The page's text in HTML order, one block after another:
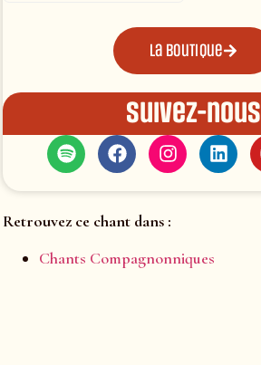
La boutique
Suivez-nous
Retrouvez ce chant dans :
Chants Compagnonniques